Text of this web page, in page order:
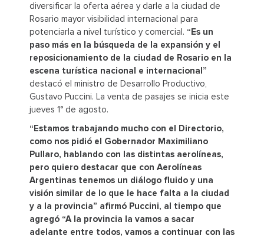
diversificar la oferta aérea y darle a la ciudad de
Rosario mayor visibilidad internacional para
potenciarla a nivel turístico y comercial. “Es un
paso más en la búsqueda de la expansión y el
reposicionamiento de la ciudad de Rosario en la
escena turística nacional e internacional”
destacó el ministro de Desarrollo Productivo,
Gustavo Puccini. La venta de pasajes se inicia este
jueves 1° de agosto.
“Estamos trabajando mucho con el Directorio,
como nos pidió el Gobernador Maximiliano
Pullaro, hablando con las distintas aerolíneas,
pero quiero destacar que con Aerolíneas
Argentinas tenemos un diálogo fluido y una
visión similar de lo que le hace falta a la ciudad
y a la provincia” afirmó Puccini, al tiempo que
agregó “A la provincia la vamos a sacar
adelante entre todos, vamos a continuar con las